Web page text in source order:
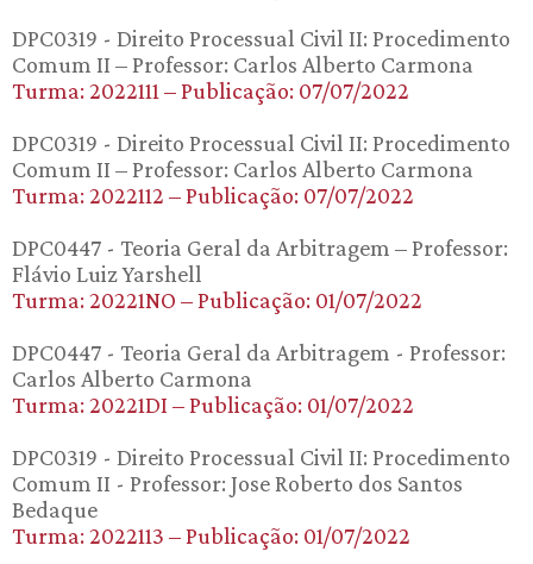
DPC0319 - Direito Processual Civil II: Procedimento
Comum II – Professor: Carlos Alberto Carmona
Turma: 2022111 – Publicação: 07/07/2022
DPC0319 - Direito Processual Civil II: Procedimento
Comum II – Professor: Carlos Alberto Carmona
Turma: 2022112 – Publicação: 07/07/2022
DPC0447 - Teoria Geral da Arbitragem – Professor:
Flávio Luiz Yarshell
Turma: 20221NO – Publicação: 01/07/2022
DPC0447 - Teoria Geral da Arbitragem - Professor:
Carlos Alberto Carmona
Turma: 20221DI – Publicação: 01/07/2022
DPC0319 - Direito Processual Civil II: Procedimento
Comum II - Professor: Jose Roberto dos Santos
Bedaque
Turma: 2022113 – Publicação: 01/07/2022